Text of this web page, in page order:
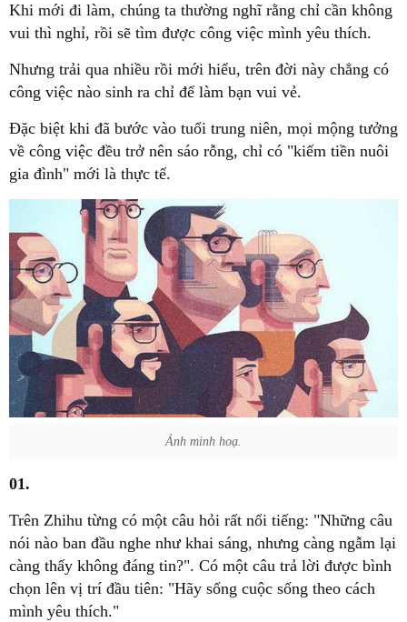
Khi mới đi làm, chúng ta thường nghĩ rằng chỉ cần không
vui thì nghỉ, rồi sẽ tìm được công việc mình yêu thích.
Nhưng trải qua nhiều rồi mới hiểu, trên đời này chẳng có
công việc nào sinh ra chỉ để làm bạn vui vẻ.
Đặc biệt khi đã bước vào tuổi trung niên, mọi mộng tưởng
về công việc đều trở nên sáo rỗng, chỉ có "kiếm tiền nuôi
gia đình" mới là thực tế.
Ảnh minh hoạ.
01.
Trên Zhihu từng có một câu hỏi rất nổi tiếng: "Những câu
nói nào ban đầu nghe như khai sáng, nhưng càng ngẫm lại
càng thấy không đáng tin?". Có một câu trả lời được bình
chọn lên vị trí đầu tiên: "Hãy sống cuộc sống theo cách
mình yêu thích."